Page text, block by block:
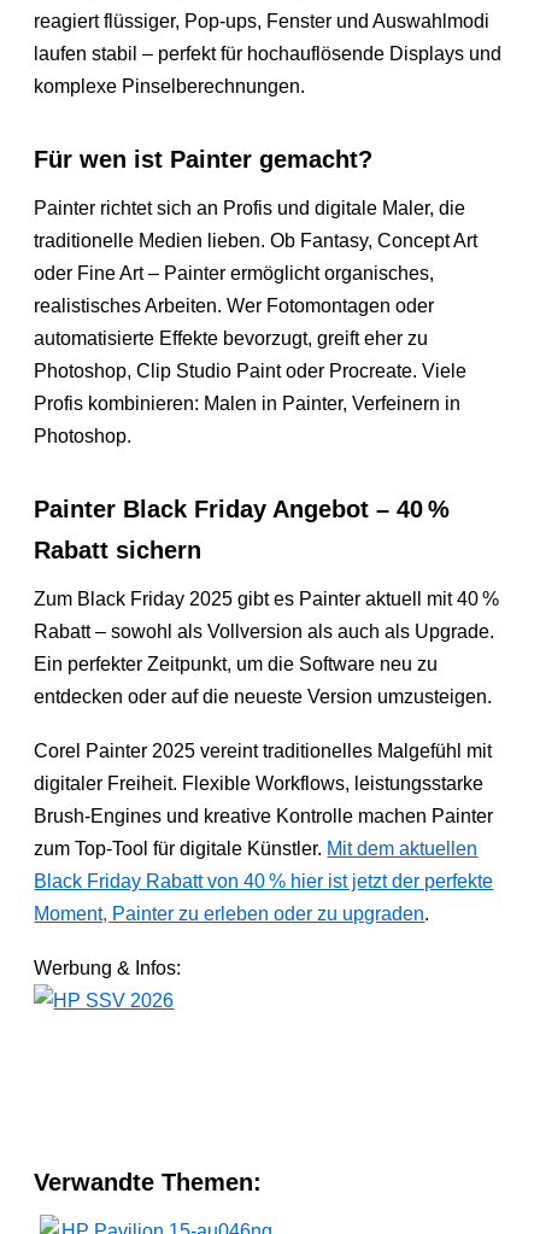
reagiert flüssiger, Pop-ups, Fenster und Auswahlmodi
laufen stabil – perfekt für hochauflösende Displays und
komplexe Pinselberechnungen.
Für wen ist Painter gemacht?
Painter richtet sich an Profis und digitale Maler, die
traditionelle Medien lieben. Ob Fantasy, Concept Art
oder Fine Art – Painter ermöglicht organisches,
realistisches Arbeiten. Wer Fotomontagen oder
automatisierte Effekte bevorzugt, greift eher zu
Photoshop, Clip Studio Paint oder Procreate. Viele
Profis kombinieren: Malen in Painter, Verfeinern in
Photoshop.
Painter Black Friday Angebot – 40 %
Rabatt sichern
Zum Black Friday 2025 gibt es Painter aktuell mit 40 %
Rabatt – sowohl als Vollversion als auch als Upgrade.
Ein perfekter Zeitpunkt, um die Software neu zu
entdecken oder auf die neueste Version umzusteigen.
Corel Painter 2025 vereint traditionelles Malgefühl mit
digitaler Freiheit. Flexible Workflows, leistungsstarke
Brush-Engines und kreative Kontrolle machen Painter
zum Top-Tool für digitale Künstler. Mit dem aktuellen
Black Friday Rabatt von 40 % hier ist jetzt der perfekte
Moment, Painter zu erleben oder zu upgraden.
Werbung & Infos:
Verwandte Themen: